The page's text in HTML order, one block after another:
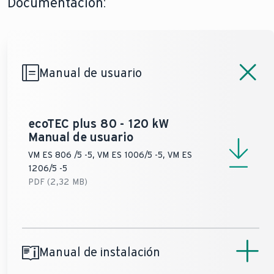
funcionamiento
Manual de usuario
ecoTEC plus 80 - 120 kW
Manual de usuario
VM ES 806 /5 -5, VM ES 1006/5 -5, VM ES
1206/5 -5
PDF (2,32 MB)
Manual de instalación